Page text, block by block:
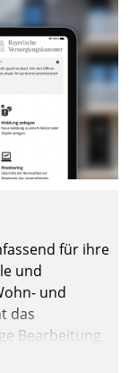
für ihre
und
und
das
Bearbeitung